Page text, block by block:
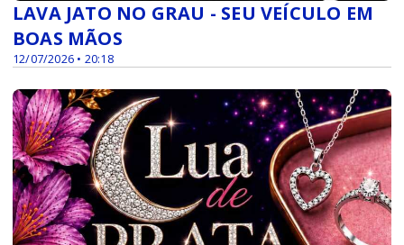
12/07/2026 • 20:18
LAVA JATO NO GRAU - SEU VEÍCULO EM
BOAS MÃOS